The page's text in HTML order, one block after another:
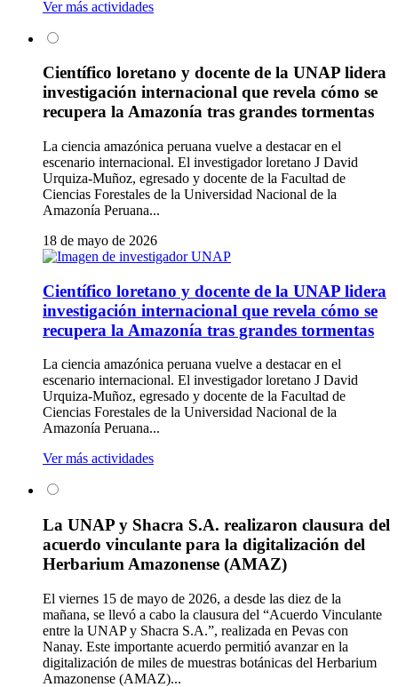
Ver más actividades
Científico loretano y docente de la UNAP lidera
investigación internacional que revela cómo se
recupera la Amazonía tras grandes tormentas
La ciencia amazónica peruana vuelve a destacar en el
escenario internacional. El investigador loretano J David
Urquiza-Muñoz, egresado y docente de la Facultad de
Ciencias Forestales de la Universidad Nacional de la
Amazonía Peruana...
18 de mayo de 2026
Científico loretano y docente de la UNAP lidera
investigación internacional que revela cómo se
recupera la Amazonía tras grandes tormentas
La ciencia amazónica peruana vuelve a destacar en el
escenario internacional. El investigador loretano J David
Urquiza-Muñoz, egresado y docente de la Facultad de
Ciencias Forestales de la Universidad Nacional de la
Amazonía Peruana...
Ver más actividades
La UNAP y Shacra S.A. realizaron clausura del
acuerdo vinculante para la digitalización del
Herbarium Amazonense (AMAZ)
El viernes 15 de mayo de 2026, a desde las diez de la
mañana, se llevó a cabo la clausura del “Acuerdo Vinculante
entre la UNAP y Shacra S.A.”, realizada en Pevas con
Nanay. Este importante acuerdo permitió avanzar en la
digitalización de miles de muestras botánicas del Herbarium
Amazonense (AMAZ)...